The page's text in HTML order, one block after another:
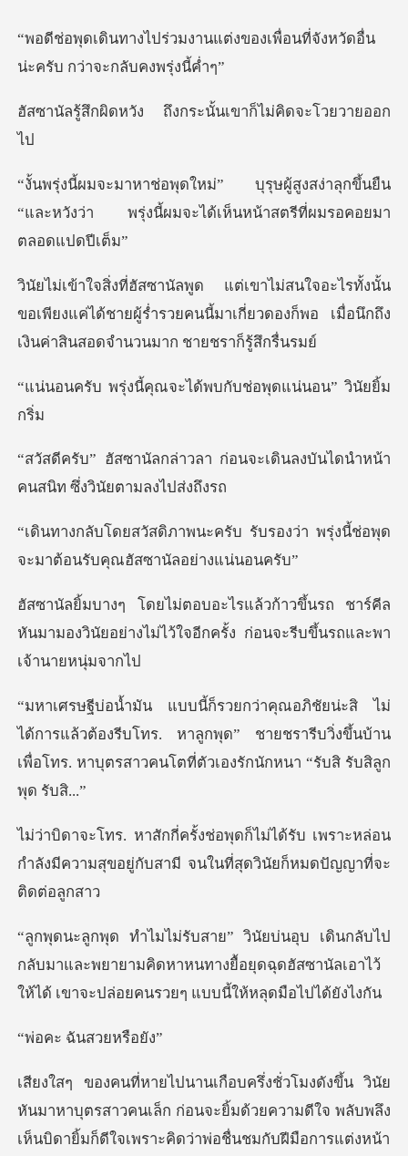
่งของเพื่อนที่จังหวัดอื่น
น่ะค
ัง ถึงกระนั้นเขาก็ไ
สูงสง่าลุกขึ้นยืน
“และหวังว่า พรุ่งนี้ผมจ
งนั้น
ขอเพียงแค่ได้ชายผู้ร่ำรวยคนนี้มาเกี่ยวดองก็พอ เ
คุณจะได้พบกับช่อพุดแ
ก่อนจะเดินลงบันไดนำหน้า
คนสน
รับรองว่า พรุ่งนี้ช่อพุด
จะมาต้อ
นรถ ชาร์คีล
หันมามองวินัยอย่างไม่ไว้ใจอีกค
แล้วต้องรีบโทร. หาลูกพุด” ชายชรารีบวิ่งขึ้นบ้าน
เพื่อโทร. หา
ด้รับ เพราะหล่อน
กำลังมีความสุขอยู่กับสามี
ไป
กลับมาและพยายามคิดหาหนทางยื้อยุดฉุดฮัสซานัลเอาไว้
ฉันสวยห
นมาหาบุตรสาวคนเล็ก ก่อนจะยิ้มด้วยความดีใจ พลับพลึง
เห็นบิด